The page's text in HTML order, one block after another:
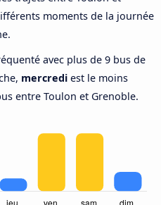
moments de la journée
avec plus de 9 bus de
mercredi est le moins
entre Toulon et Grenoble.